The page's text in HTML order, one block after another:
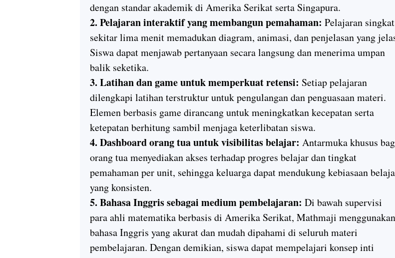
dengan standar akademik di Amerika Serikat serta Singapura.
2. Pelajaran interaktif yang membangun pemahaman: Pelajaran singkat
sekitar lima menit memadukan diagram, animasi, dan penjelasan yang
Siswa dapat menjawab pertanyaan secara langsung dan menerima umpan
balik seketika.
3. Latihan dan game untuk memperkuat retensi: Setiap pelajaran
dilengkapi latihan terstruktur untuk pengulangan dan penguasaan materi.
Elemen berbasis game dirancang untuk meningkatkan kecepatan serta
ketepatan berhitung sambil menjaga keterlibatan siswa.
4. Dashboard orang tua untuk visibilitas belajar: Antarmuka khusus
orang tua menyediakan akses terhadap progres belajar dan tingkat
pemahaman per unit, sehingga keluarga dapat mendukung kebiasaan
yang konsisten.
5. Bahasa Inggris sebagai medium pembelajaran: Di bawah supervisi
para ahli matematika berbasis di Amerika Serikat, Mathmaji menggunakan
bahasa Inggris yang akurat dan mudah dipahami di seluruh materi
pembelajaran. Dengan demikian, siswa dapat mempelajari konsep inti